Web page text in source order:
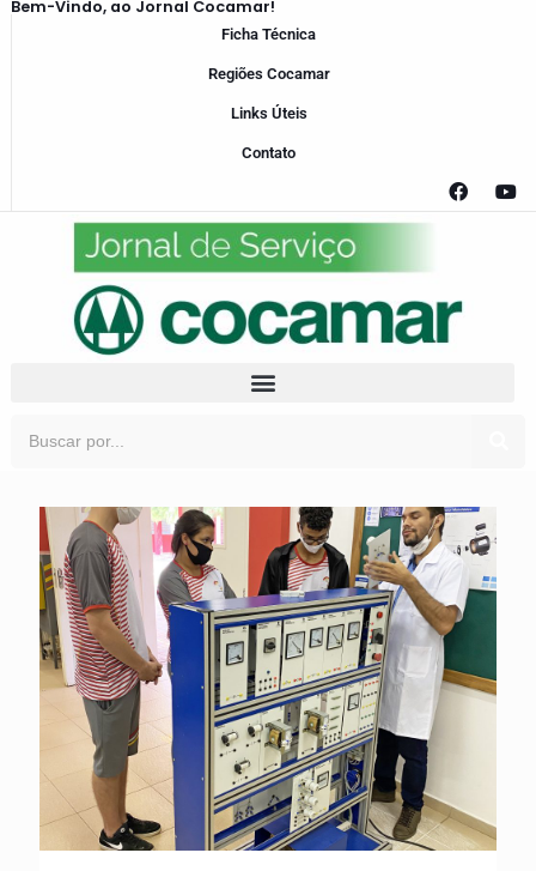
Bem-Vindo, ao Jornal Cocamar!
Ficha Técnica
Regiões Cocamar
Links Úteis
Contato